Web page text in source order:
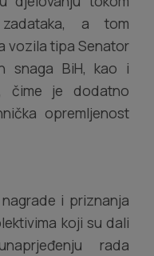
zadataka, a tom
vozila tipa Senator
snaga BiH, kao i
čime je dodatno
opremljenost
i priznanja
koji su dali
rada